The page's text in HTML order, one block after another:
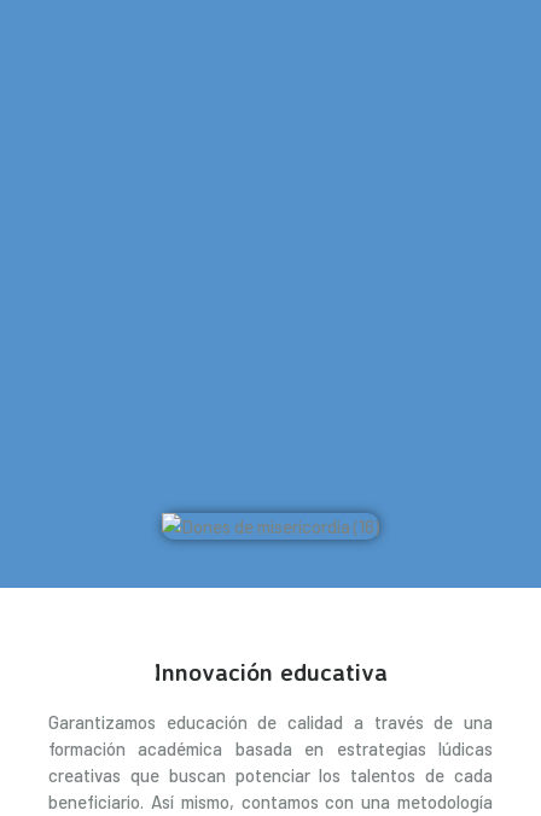
Innovación educativa
Garantizamos educación de calidad a través de una
formación académica basada en estrategias lúdicas
creativas que buscan potenciar los talentos de cada
beneficiario. Así mismo, contamos con una metodología